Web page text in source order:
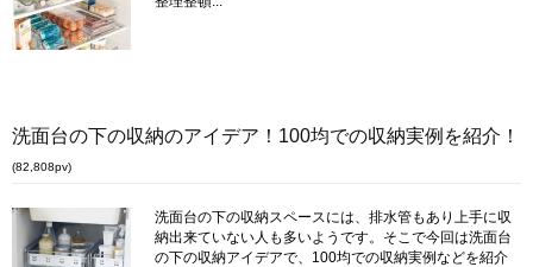
洗面台の下の収納のアイデア！100均での収納実例を紹介！
(82,808pv)
洗面台の下の収納スペースには、排水管もあり上手に収
納出来ていない人も多いようです。そこで今回は洗面台
の下の収納アイデアで、100均での収納実例などを紹介